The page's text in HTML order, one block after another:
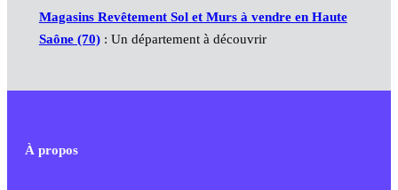
Magasins Revêtement Sol et Murs à vendre en Haute
Saône (70): Un département à découvrir
À propos